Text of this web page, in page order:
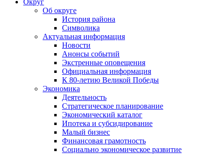
Округ
Об округе
История района
Символика
Актуальная информация
Новости
Анонсы событий
Экстренные оповещения
Официальная информация
К 80-летию Великой Победы
Экономика
Деятельность
Стратегическое планирование
Экономический каталог
Ипотека и субсидирование
Малый бизнес
Финансовая грамотность
Социально экономическое развитие